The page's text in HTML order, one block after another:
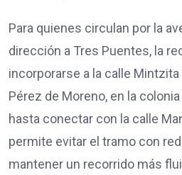
Para quienes circulan por la
dirección a Tres Puentes, la
incorporarse a la calle
Pérez de Moreno, en la
hasta conectar con la calle
permite evitar el tramo con
mantener un recorrido más